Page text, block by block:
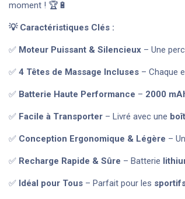
moment ! 🏆🔋
💡 Caractéristiques Clés :
✅ Moteur Puissant & Silencieux – Une
✅ 4 Têtes de Massage Incluses – Chaque
✅ Batterie Haute Performance – 2000
✅ Facile à Transporter – Livré avec une
✅ Conception Ergonomique & Légère –
✅ Recharge Rapide & Sûre – Batterie
✅ Idéal pour Tous – Parfait pour les